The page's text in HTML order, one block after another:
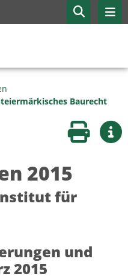
Baurecht
Seite
2015
für
und
2015